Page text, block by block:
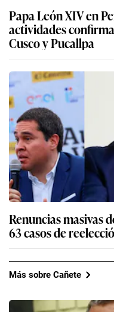
Papa León XIV en
actividades
Cusco y Pucallpa
Renuncias masivas
63 casos de
Más sobre Cañete